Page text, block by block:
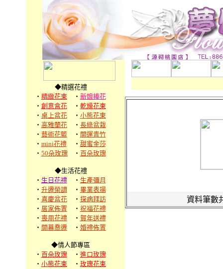
◆精選花禮
‧ 精緻花束 ‧ 新娘捧花
‧ 創意盒花 ‧ 乾燥花束
‧ 桌上盆花 ‧ 小熊花束
‧ 高雅蘭花 ‧ 長綠盆栽
‧ 藝術花籃 ‧ 開運青竹
‧ mini花禮 ‧ 甜蜜金莎
‧ 50朵玫瑰 ‧ 百朵玫瑰
◆生活花禮
‧ 生日花禮 ‧ 生產彌月
‧ 升遷榮調 ‧ 畢業表揚
‧ 喜慶盆花 ‧ 探病拜訪
‧ 居家佈置 ‧ 祝福花禮
‧ 喪用花禮 ‧ 賀年送禮
‧ 開幕喬遷 ‧ 婚禮佈置
◆情人節專區
‧ 百朵玫瑰 ‧ 進口玫瑰
‧ 小熊花束 ‧ 玫瑰花束
資料筆數